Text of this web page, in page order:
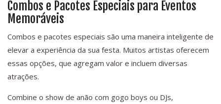
Combos e Pacotes Especiais para Eventos
Memoráveis
Combos e pacotes especiais são uma maneira inteligente de
elevar a experiência da sua festa. Muitos artistas oferecem
essas opções, que agregam valor e incluem diversas
atrações.
Combine o show de anão com gogo boys ou DJs,